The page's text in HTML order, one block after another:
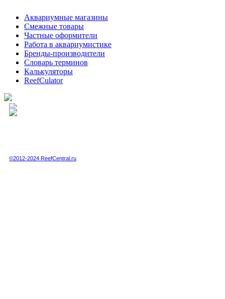
Аквариумные магазины
Смежные товары
Частные оформители
Работа в аквариумистике
Бренды-производители
Словарь терминов
Калькуляторы
ReefCulator
©2012-2024 ReefCentral.ru